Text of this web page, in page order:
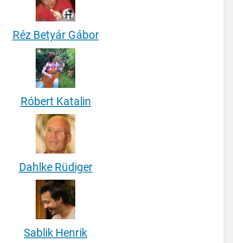
Réz Betyár Gábor
Róbert Katalin
Dahlke Rüdiger
Sablik Henrik